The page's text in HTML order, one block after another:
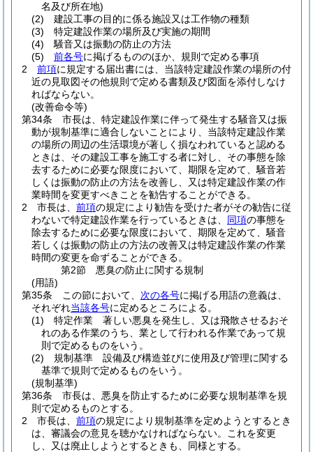
名及び所在地)
(2)
建設工事の目的に係る施設又は工作物の種類
(3)
特定建設作業の場所及び実施の期間
(4)
騒音又は振動の防止の方法
(5)
前各号に掲げるもののほか、規則で定める事項
2
前項に規定する届出書には、当該特定建設作業の場所の付
近の見取図その他規則で定める書類及び図面を添付しなけ
ればならない。
(改善命令等)
第34条
市長は、特定建設作業に伴って発生する騒音又は振
動が規制基準に適合しないことにより、当該特定建設作業
の場所の周辺の生活環境が著しく損なわれていると認める
ときは、その建設工事を施工する者に対し、その事態を除
去するために必要な限度において、期限を定めて、騒音若
しくは振動の防止の方法を改善し、又は特定建設作業の作
業時間を変更すべきことを勧告することができる。
2
市長は、 前項の規定により勧告を受けた者がその勧告に従
わないで特定建設作業を行っているときは、 同項の事態を
除去するために必要な限度において、期限を定めて、騒音
若しくは振動の防止の方法の改善又は特定建設作業の作業
時間の変更を命ずることができる。
第2節
悪臭の防止に関する規制
(用語)
第35条
この節において、 次の各号に掲げる用語の意義は、
それぞれ当該各号に定めるところによる。
(1)
特定作業 著しい悪臭を発生し、又は飛散させるおそ
れのある作業のうち、業として行われる作業であって規
則で定めるものをいう。
(2)
規制基準 設備及び構造並びに使用及び管理に関する
基準で規則で定めるものをいう。
(規制基準)
第36条
市長は、悪臭を防止するために必要な規制基準を規
則で定めるものとする。
2
市長は、 前項の規定により規制基準を定めようとするとき
は、審議会の意見を聴かなければならない。
これを変更
し、又は廃止しようとするときも、同様とする。